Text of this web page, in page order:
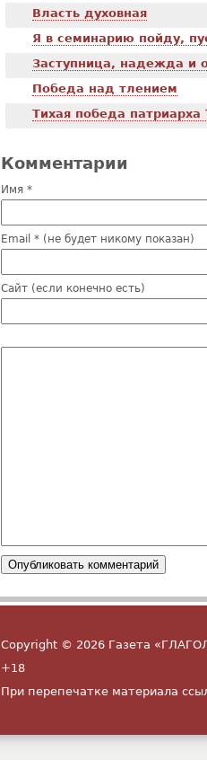
Власть духовная
Я в семинарию пойду,
Заступница, надежда и
Победа над тлением
Тихая победа патриарха
Комментарии
Имя *
Email * (не будет никому показан)
Сайт (если конечно есть)
Copyright © 2026 Газета
+18
При перепечатке материала